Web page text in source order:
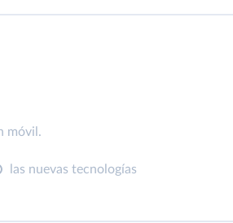
móvil.
las nuevas tecnologías